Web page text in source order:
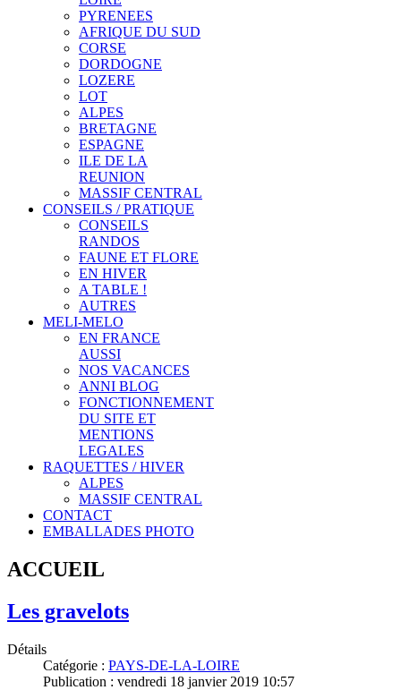
PYRENEES
AFRIQUE DU SUD
CORSE
DORDOGNE
LOZERE
LOT
ALPES
BRETAGNE
ESPAGNE
ILE DE LA
REUNION
MASSIF CENTRAL
CONSEILS / PRATIQUE
CONSEILS
RANDOS
FAUNE ET FLORE
EN HIVER
A TABLE !
AUTRES
MELI-MELO
EN FRANCE
AUSSI
NOS VACANCES
ANNI BLOG
FONCTIONNEMENT
DU SITE ET
MENTIONS
LEGALES
RAQUETTES / HIVER
ALPES
MASSIF CENTRAL
CONTACT
EMBALLADES PHOTO
ACCUEIL
Les gravelots
Détails
Catégorie : PAYS-DE-LA-LOIRE
Publication : vendredi 18 janvier 2019 10:57